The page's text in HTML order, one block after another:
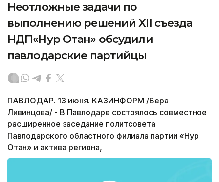
Неотложные задачи по
выполнению решений XII съезда
НДП«Нур Отан» обсудили
павлодарские партийцы
ПАВЛОДАР. 13 июня. КАЗИНФОРМ /Вера
Ливинцова/ - В Павлодаре состоялось совместное
расширенное заседание политсовета
Павлодарского областного филиала партии «Нур
Отан» и актива региона,